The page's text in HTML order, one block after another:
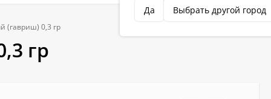
Да Выбрать другой город
(гавриш) 0,3 гр
гр